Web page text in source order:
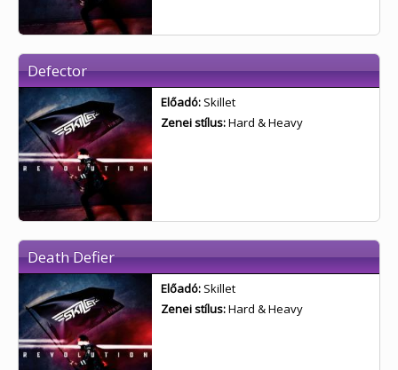
Defector
Előadó: Skillet
Zenei stílus:Hard & Heavy
Death Defier
Előadó: Skillet
Zenei stílus:Hard & Heavy